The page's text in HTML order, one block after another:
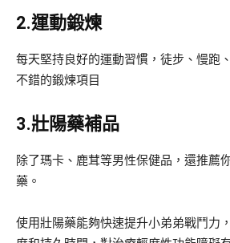
2.運動鍛煉
每天堅持良好的運動習慣，徒步、慢跑
不錯的鍛煉項目
3.壯陽藥補品
除了瑪卡、鹿茸等男性保健品，還推薦
藥。
使用壯陽藥能夠快速提升小弟弟戰鬥力